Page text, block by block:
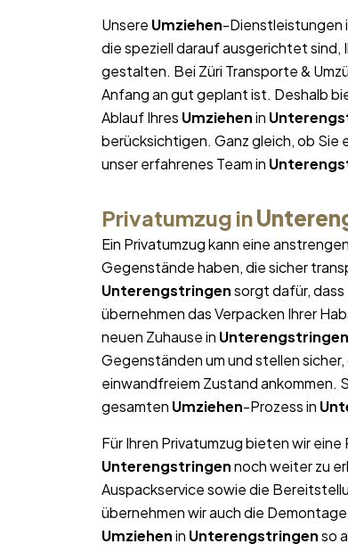
Unsere Umziehen-Dienstleistungen
die speziell darauf ausgerichtet sind,
gestalten. Bei Züri Transporte &
Anfang an gut geplant ist. Deshalb
Ablauf Ihres Umziehenin
berücksichtigen. Ganz gleich, ob Sie
unser erfahrenes Team in
Privatumzug in
Ein Privatumzug kann eine
Gegenstände haben, die sicher
Unterengstringensorgt dafür, dass
übernehmen das Verpacken Ihrer
neuen Zuhause in Unterengstringen
Gegenständen um und stellen
einwandfreiem Zustand ankommen.
gesamten Umziehen-Prozess in
Für Ihren Privatumzug bieten wir
Unterengstringennoch weiter zu
Auspackservice sowie die
übernehmen wir auch die
Umziehenin Unterengstringenso